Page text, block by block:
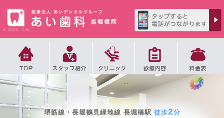
～白い歯をあなたに～
堺筋線・長堀鶴見緑地線 長堀橋駅 徒歩2分